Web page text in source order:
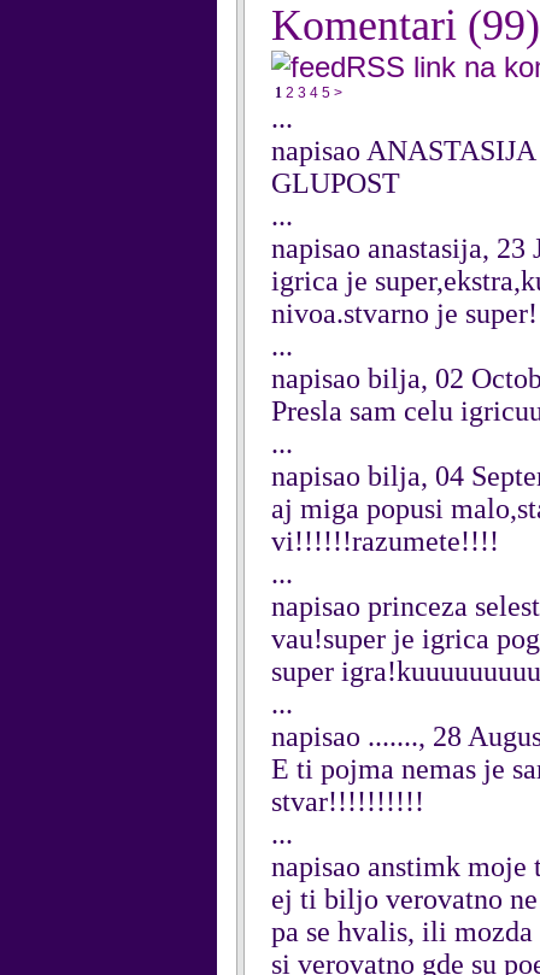
Komentari (99)
RSS link na
1 2 3 4 5 >
...
napisao
GLUPOST
...
napisao anastasija, 23
igrica je
nivoa.stvarno je
...
napisao bilja, 02
Presla sam celu
...
napisao bilja, 04
aj miga popusi
vi!!!!!!razumete!!!!
...
napisao princeza
vau!super je igrica
super
...
napisao ......., 28
E ti pojma nemas je
stvar!!!!!!!!!!
...
napisao anstimk moje
ej ti biljo verovatno
pa se hvalis, ili
si verovatno gde su